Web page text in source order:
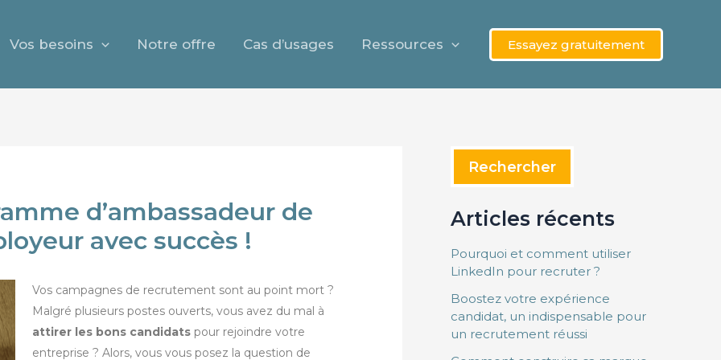
Vos besoins Notre offre Cas d’usages Ressources Essayez gratuitement
d’ambassadeur de
avec succès !
Vos campagnes de recrutement sont au point mort ?
Malgré plusieurs postes ouverts, vous avez du mal à
attirer les bons candidats pour rejoindre votre
entreprise ? Alors, vous vous posez la question de
Rechercher
Articles récents
Pourquoi et comment utiliser
LinkedIn pour recruter ?
Boostez votre expérience
candidat, un indispensable pour
un recrutement réussi